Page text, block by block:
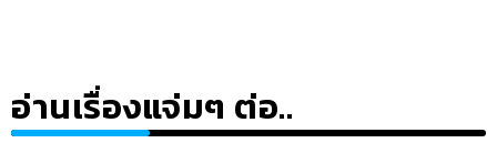
อ่านเรื่องแจ่มๆ ต่อ..